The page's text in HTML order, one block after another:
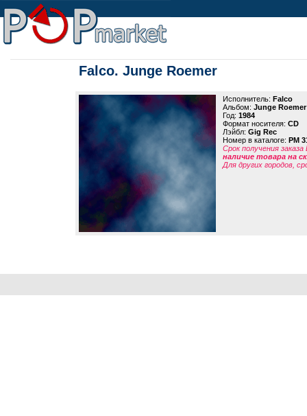
Falco. Junge Roemer
Исполнитель: Falco
Альбом: Junge Roemer
Год: 1984
Формат носителя: CD
Лэйбл: Gig Rec
Номер в каталоге: PM
Срок получения
наличие товара на
Для других городов,